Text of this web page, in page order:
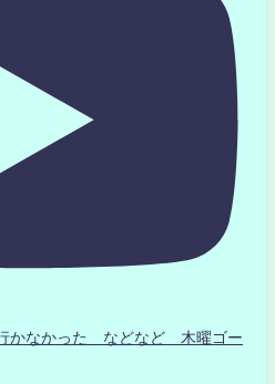
かなかった などなど 木曜ゴー